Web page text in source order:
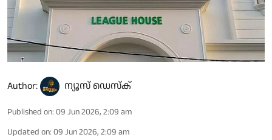
Author: ന്യൂസ് ഡെസ്ക്
Published on: 09 Jun 2026, 2:09 am
Updated on: 09 Jun 2026, 2:09 am